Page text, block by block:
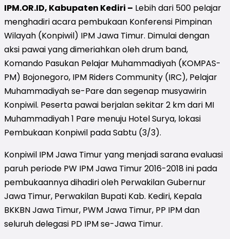
IPM.OR.ID, Kabupaten Kediri – Lebih dari 500 pelajar
menghadiri acara pembukaan Konferensi Pimpinan
Wilayah (Konpiwil) IPM Jawa Timur. Dimulai dengan
aksi pawai yang dimeriahkan oleh drum band,
Komando Pasukan Pelajar Muhammadiyah (KOMPAS-
PM) Bojonegoro, IPM Riders Community (IRC), Pelajar
Muhammadiyah se-Pare dan segenap musyawirin
Konpiwil. Peserta pawai berjalan sekitar 2 km dari MI
Muhammadiyah 1 Pare menuju Hotel Surya, lokasi
Pembukaan Konpiwil pada Sabtu (3/3).
Konpiwil IPM Jawa Timur yang menjadi sarana evaluasi
paruh periode PW IPM Jawa Timur 2016-2018 ini pada
pembukaannya dihadiri oleh Perwakilan Gubernur
Jawa Timur, Perwakilan Bupati Kab. Kediri, Kepala
BKKBN Jawa Timur, PWM Jawa Timur, PP IPM dan
seluruh delegasi PD IPM se-Jawa Timur.